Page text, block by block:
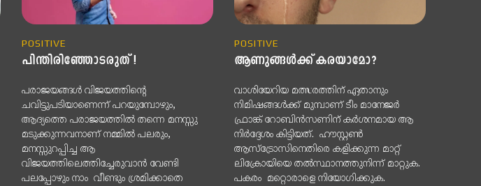
POSITIVE
പിന്തിരിഞ്ഞോടരുത് !
പരാജയങ്ങൾ വിജയത്തിന്റെ
ചവിട്ടുപടിയാണെന്ന് പറയുമ്പോഴും,
ആദ്യത്തെ പരാജയത്തിൽ തന്നെ മനസ്സു
മടുക്കുന്നവനാണ് നമ്മിൽ പലരും,
മനസ്സുറപ്പിച്ച ആ
വിജയത്തിലെത്തിച്ചേരുവാൻ വേണ്ടി
പലപ്പോഴും നാം വീണ്ടും ശ്രമിക്കാതെ
POSITIVE
ആണുങ്ങള്‍ക്ക് കരയാമോ?
വാശിയേറിയ മത്സരത്തിന് ഏതാനും
നിമിഷങ്ങള്‍ക്ക് മുമ്പാണ് ടീം മാനേജര്‍
ഫ്രാങ്ക് റോബിന്‍സണിന് കര്‍ശനമായ ആ
നിര്‍ദ്ദേശം കിട്ടിയത്. ഹൗസ്റ്റണ്‍
ആസ്‌ട്രോസിനെതിരെ കളിക്കുന്ന മാറ്റ്
ലിക്രോയിയെ തല്‍സ്ഥാനത്തുനിന്ന് മാറ്റുക.
പകരം മറ്റൊരാളെ നിയോഗിക്കുക.